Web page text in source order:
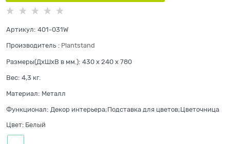
Артикул: 401-031W
Производитель : Plantstand
Размеры(ДхШхВ в мм.): 430 x 240 x 780
Вес: 4,3 кг.
Материал: Металл
Функционал: Декор интерьера;Подставка для цветов;Цветочница
Цвет: Белый